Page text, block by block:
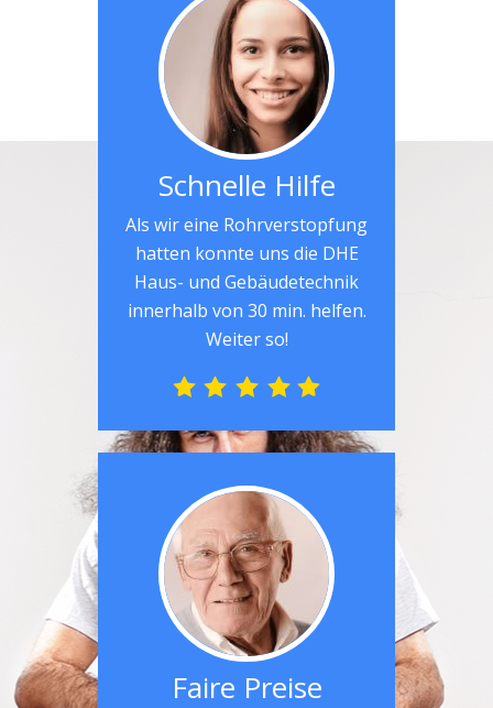
Schnelle Hilfe
Als wir eine Rohrverstopfung
hatten konnte uns die DHE
Haus- und Gebäudetechnik
innerhalb von 30 min. helfen.
Weiter so!
Faire Preise